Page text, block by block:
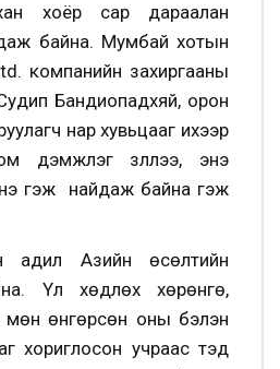
хоёр сар дараалан
байна. Мумбай хотын
компанийн захиргааны
Бандиопадхяй, орон
нар хувьцааг ихээр
дэмжлэг үзүүллээ, энэ
гэж найдаж байна гэж
адил Азийн өсөлтийн
Үл хөдлөх хөрөнгө,
мөн өнгөрсөн оны бэлэн
хориглосон учраас тэд